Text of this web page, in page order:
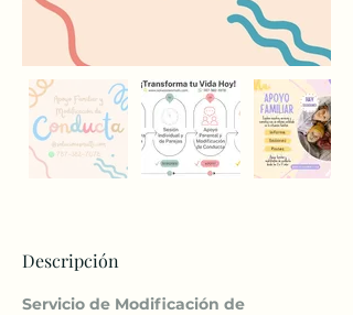
Descripción
Servicio de Modificación de